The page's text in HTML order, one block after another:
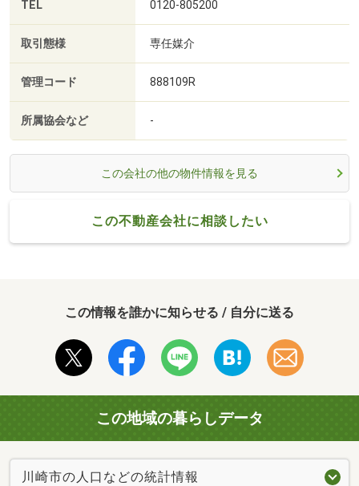
TEL 0120-805200
取引態様 専任媒介
管理コード 888109R
所属協会など -
この会社の他の物件情報を見る
この不動産会社に相談したい
この情報を誰かに知らせる / 自分に送る
この地域の暮らしデータ
川崎市の人口などの統計情報